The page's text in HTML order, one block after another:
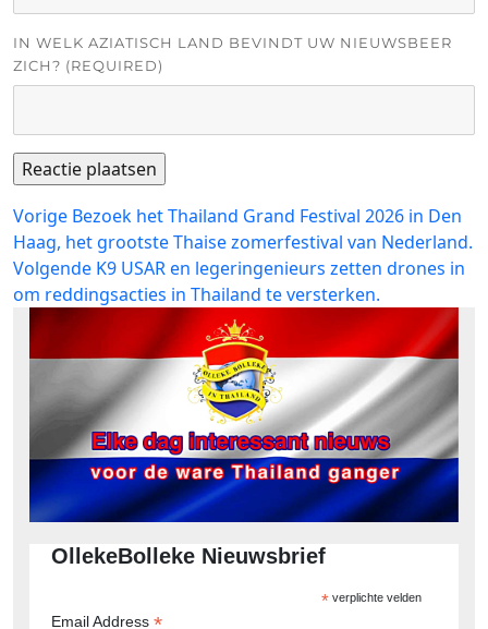
IN WELK AZIATISCH LAND BEVINDT UW NIEUWSBEER
ZICH? (REQUIRED)
Bericht
navigatie
Vorige Vorig
bericht:
Bezoek het Thailand Grand Festival 2026 in Den
Haag, het grootste Thaise zomerfestival van Nederland.
Volgende Volgend
bericht:
K9 USAR en legeringenieurs zetten drones in
om reddingsacties in Thailand te versterken.
OllekeBolleke Nieuwsbrief
*verplichte velden
Email Address